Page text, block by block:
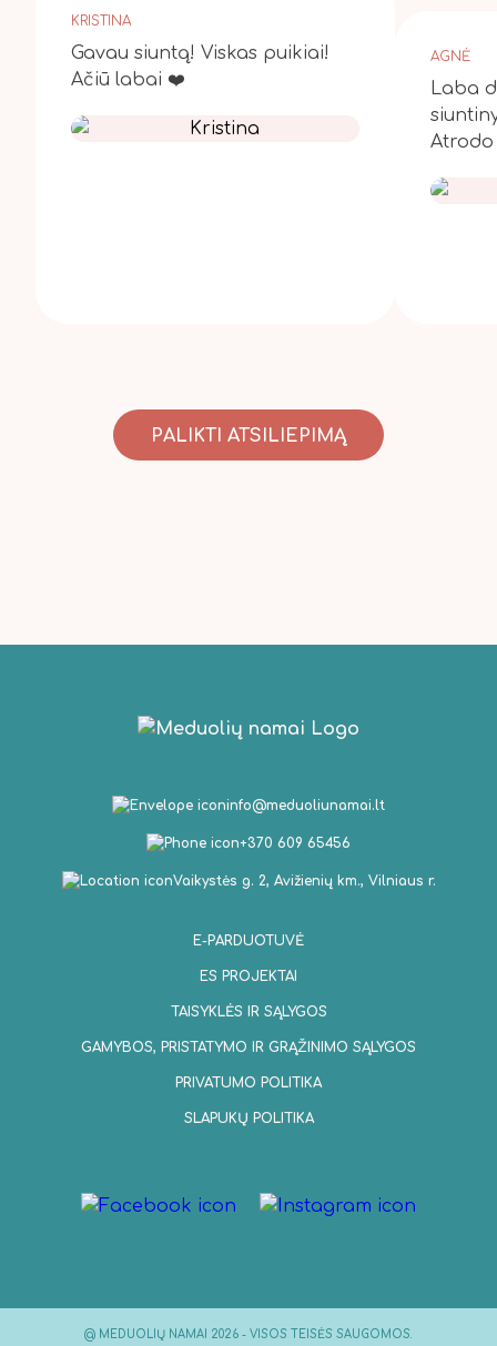
KRISTINA
Gavau siuntą! Viskas puikiai!
Ačiū labai ❤️
AGNĖ
Laba
PALIKTI ATSILIEPIMĄ
info@meduoliunamai.lt
+370 609 65456
Vaikystės g. 2, Avižienių km., Vilniaus r.
E-PARDUOTUVĖ
ES PROJEKTAI
TAISYKLĖS IR SĄLYGOS
GAMYBOS, PRISTATYMO IR GRĄŽINIMO SĄLYGOS
PRIVATUMO POLITIKA
SLAPUKŲ POLITIKA
@ MEDUOLIŲ NAMAI 2026 - VISOS TEISĖS SAUGOMOS.